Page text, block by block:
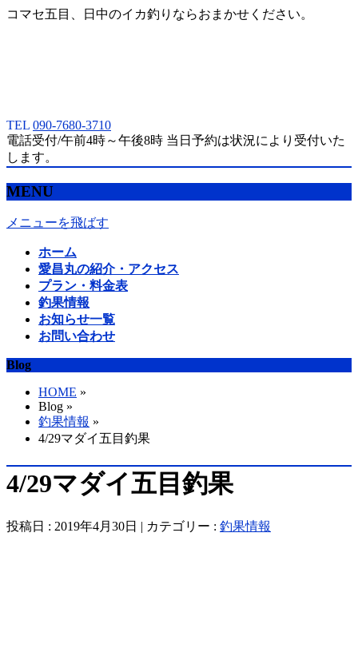
コマセ五目、日中のイカ釣りならおまかせください。
TEL 090-7680-3710
電話受付/午前4時～午後8時 当日予約は状況により受付いた
します。
MENU
メニューを飛ばす
ホーム
愛昌丸の紹介・アクセス
プラン・料金表
釣果情報
お知らせ一覧
お問い合わせ
Blog
HOME »
Blog »
釣果情報 »
4/29マダイ五目釣果
4/29マダイ五目釣果
投稿日 : 2019年4月30日 | カテゴリー : 釣果情報